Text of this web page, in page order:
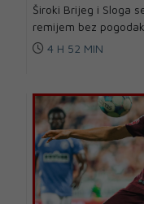
Široki Brijeg i Sloga
remijem bez
4 H 52 MIN